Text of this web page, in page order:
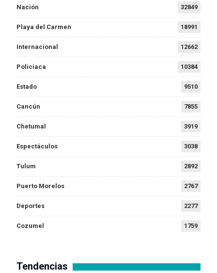
Nación 32849
Playa del Carmen 18991
Internacional 12662
Policiaca 10384
Estado 9510
Cancún 7855
Chetumal 3919
Espectáculos 3038
Tulum 2892
Puerto Morelos 2767
Deportes 2277
Cozumel 1759
Tendencias